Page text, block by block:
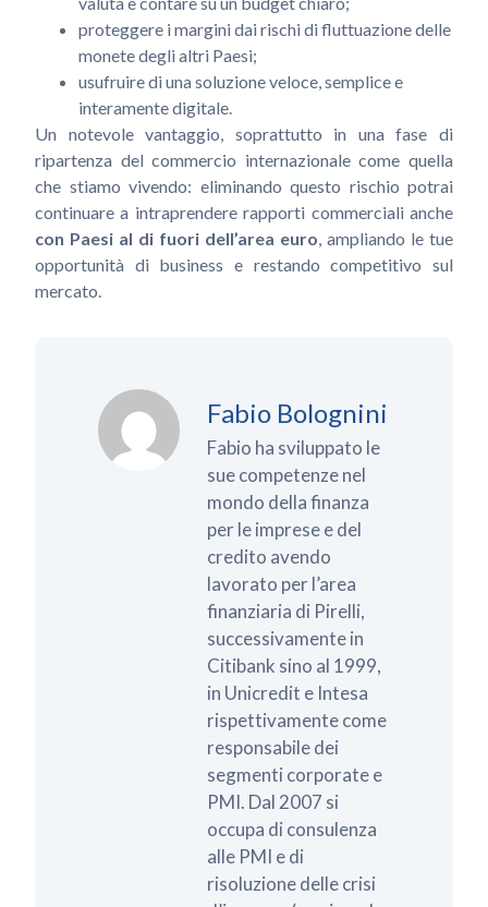
proteggere i margini dai rischi di fluttuazione delle
monete degli altri Paesi;
usufruire di una soluzione veloce, semplice e
interamente digitale.
Un notevole vantaggio, soprattutto in una fase di
ripartenza del commercio internazionale come quella
che stiamo vivendo: eliminando questo rischio potrai
continuare a intraprendere rapporti commerciali anche
con Paesi al di fuori dell’area euro, ampliando le tue
opportunità di business e restando competitivo sul
mercato.
Fabio Bolognini
Fabio ha sviluppato le
sue competenze nel
mondo della finanza
per le imprese e del
credito avendo
lavorato per l’area
finanziaria di Pirelli,
successivamente in
Citibank sino al 1999,
in Unicredit e Intesa
rispettivamente come
responsabile dei
segmenti corporate e
PMI. Dal 2007 si
occupa di consulenza
alle PMI e di
risoluzione delle crisi